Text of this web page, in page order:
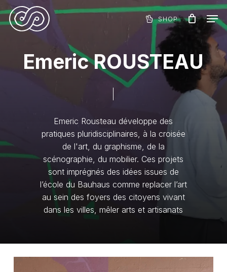
Skip
main
SHOP
Panier Close
Cart
EmericROUSTEAU
Emeric Rousteau développe des
pratiques pluridisciplinaires, à la croisée
de l'art, du graphisme, de la
scénographie, du mobilier. Ces projets
sont imprégnés des idées issues de
l’école du Bauhaus comme replacer l’art
au sein des foyers des citoyens vivant
dans les villes, mêler arts et artisanats
Menu